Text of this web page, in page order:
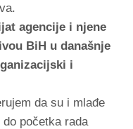
agencije i njene
BiH u današnje
i
da su i mlađe
početka rada